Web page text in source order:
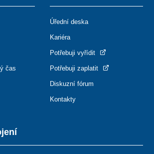
čas
Úřední deska
Kariéra
Potřebuji vyřídit
Potřebuji zaplatit
Diskuzní fórum
Kontakty